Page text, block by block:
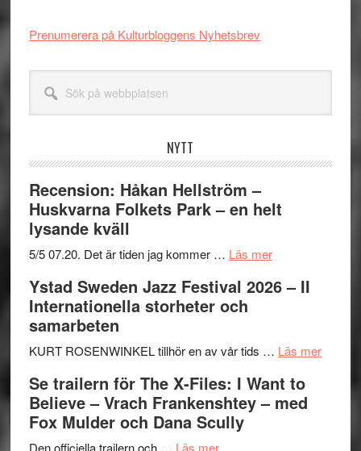
Prenumerera på Kulturbloggens Nyhetsbrev
webbplatsen
NYTT
Recension: Håkan Hellström –
Huskvarna Folkets Park – en helt
lysande kväll
5/5 07.20. Det är tiden jag kommer … Läs merom
Håkan
Huskvarna
Park
–
Ystad Sweden Jazz Festival 2026 – II
Internationella storheter och
samarbeten
KURT ROSENWINKEL tillhör en av vår tids … Läs merom
Se trailern för The X-Files: I Want to
Believe – Vrach Frankenshtey – med
Fox Mulder och Dana Scully
Den officiella trailern och … Läs merom